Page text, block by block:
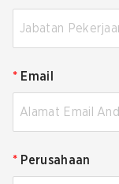
* Email
* Perusahaan